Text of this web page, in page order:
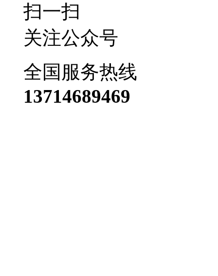
扫一扫
关注公众号
全国服务热线
13714689469